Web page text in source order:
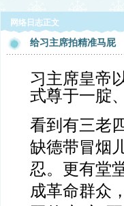
网络日志正文
给习主席拍精准马屁
习主席皇帝
式尊于一腚
看到有三老
缺德带冒烟
忍。更有堂
成革命群众